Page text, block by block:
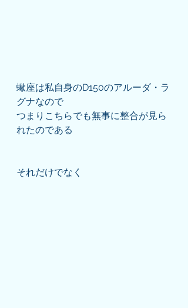
蠍座は私自身のD150のアルーダ・ラ
グナなので
つまりこちらでも無事に整合が見ら
れたのである
それだけでなく